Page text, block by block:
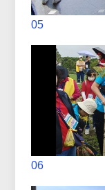
05
06